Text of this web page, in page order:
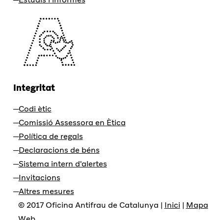
Integritat
Codi ètic
Comissió Assessora en Ètica
Política de regals
Declaracions de béns
Sistema intern d'alertes
Invitacions
Altres mesures
© 2017 Oficina Antifrau de Catalunya | Inici | Mapa